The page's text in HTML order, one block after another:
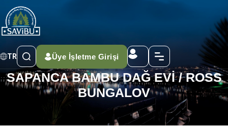
TR Üye İşletme Girişi
SAPANCA BAMBU DAĞ EVİ / ROSS
BUNGALOV